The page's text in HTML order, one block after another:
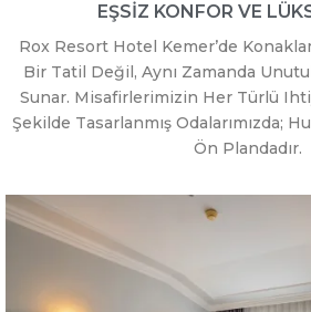
EŞSIZ KONFOR VE
Rox Resort Hotel Kemer’de
Bir Tatil Değil, Aynı Zamanda
Sunar. Misafirlerimizin Her Türlü
Şekilde Tasarlanmış Odalarımızda;
Ön Plandadır.